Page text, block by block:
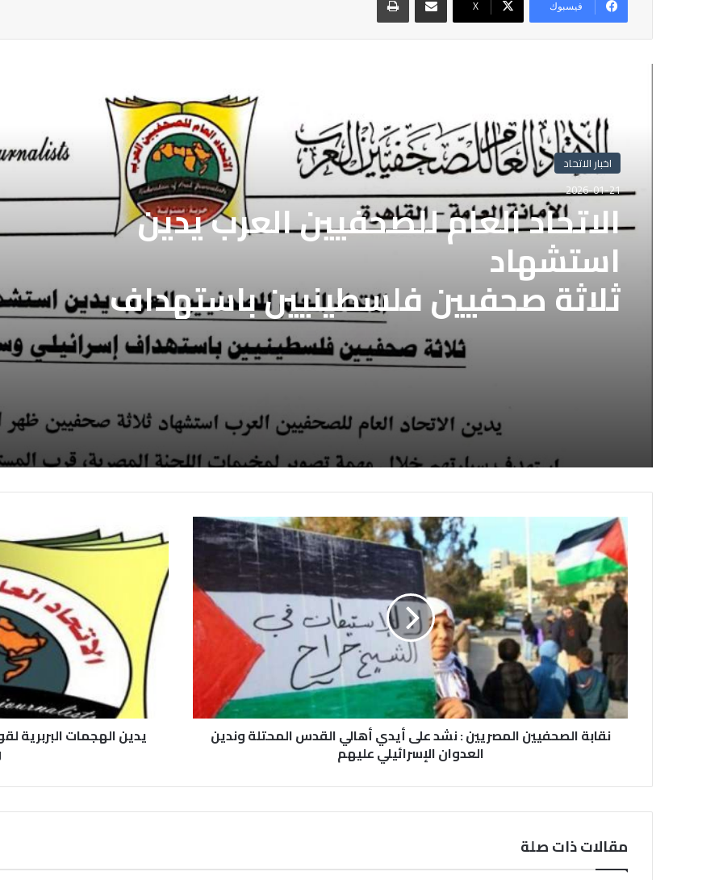
فيسبوك X
اخبار الاتحاد
2026-01-21
الاتحاد العام للصحفيين العرب يدين
استشهاد
ثلاثة صحفيين فلسطينيين باستهداف
إسرائيلي وسط قطاع غزة
اخبار الاتحاد
2025-11-05
الاتحاد العام للصحفيين العرب يطالب
قوات الدعم السريع بالافراج عن
الصحفيين السودانيين المعتقلين
لديها فوراً
نقابة الصحفيين المصريين : نشد على أيدي أهالي القدس المحتلة وندين
العدوان الإسرائيلي عليهم
يدين الهجمات البربرية
مقالات ذات صلة